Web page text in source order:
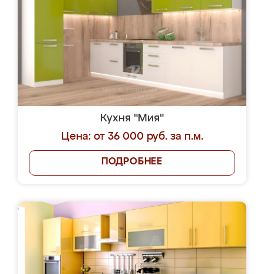
Кухня "Мия"
Цена: от 36 000 руб. за п.м.
ПОДРОБНЕЕ